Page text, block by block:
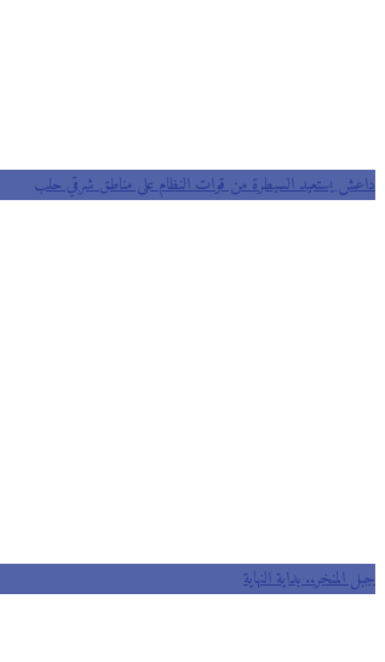
داعش يستعيد السيطرة من قوات النظام على مناطق شرقي حلب
جبل المنخر.. بداية النهاية